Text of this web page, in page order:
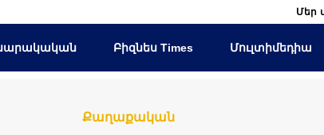
Մեր
Բիզնես Times Մուլտիմեդիա
Քաղաքական